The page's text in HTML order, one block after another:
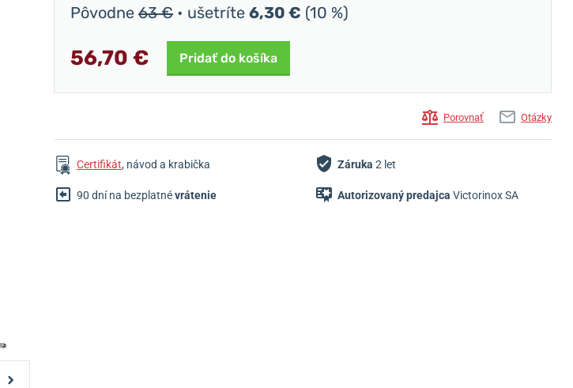
Pôvodne 63 € • ušetríte 6,30 € (10 %)
56,70 € Pridať do košíka
Porovnať Otázky
Certifikát, návod a krabička Záruka 2 let
90 dní na bezplatnévrátenie Autorizovaný predajca Victorinox SA